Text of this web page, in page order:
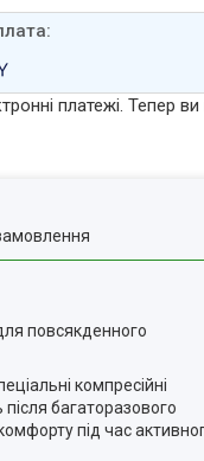
платежі. Тепер
повсякденного
компресійні
багаторазового
під час